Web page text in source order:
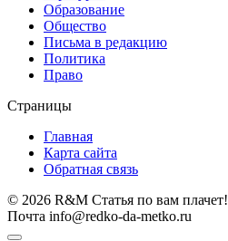
Образование
Общество
Письма в редакцию
Политика
Право
Страницы
Главная
Карта сайта
Обратная связь
© 2026 R&M Статья по вам плачет!
Почта info@redko-da-metko.ru